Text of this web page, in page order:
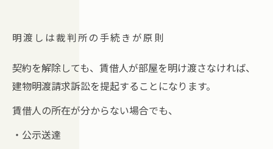
明渡しは裁判所の手続きが原則
契約を解除しても、賃借人が部屋を明け渡さなければ、
建物明渡請求訴訟を提起することになります。
賃借人の所在が分からない場合でも、
・公示送達